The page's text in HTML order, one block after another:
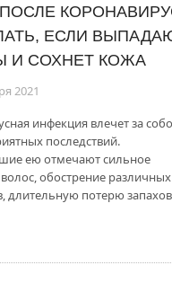
ЕСЛИ
И СОХНЕТ КОЖА
2021
инфекция влечет за
последствий.
ею отмечают сильное
обострение различных
длительную потерю